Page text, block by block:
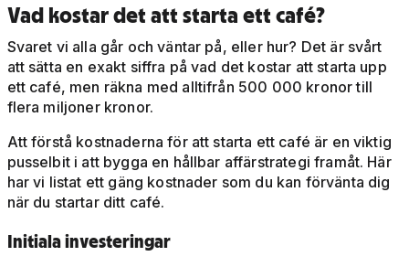
Vad kostar det att starta ett café?
Svaret vi alla går och väntar på, eller hur? Det är svårt
att sätta en exakt siffra på vad det kostar att starta upp
ett café, men räkna med alltifrån 500 000 kronor till
flera miljoner kronor.
Att förstå kostnaderna för att starta ett café är en viktig
pusselbit i att bygga en hållbar affärstrategi framåt. Här
har vi listat ett gäng kostnader som du kan förvänta dig
när du startar ditt café.
Initiala investeringar